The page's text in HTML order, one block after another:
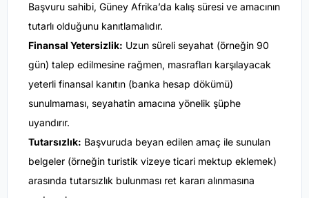
Başvuru sahibi, Güney Afrika’da kalış süresi ve amacının
tutarlı olduğunu kanıtlamalıdır.
Finansal Yetersizlik: Uzun süreli seyahat (örneğin 90
gün) talep edilmesine rağmen, masrafları karşılayacak
yeterli finansal kanıtın (banka hesap dökümü)
sunulmaması, seyahatin amacına yönelik şüphe
uyandırır.
Tutarsızlık: Başvuruda beyan edilen amaç ile sunulan
belgeler (örneğin turistik vizeye ticari mektup eklemek)
arasında tutarsızlık bulunması ret kararı alınmasına